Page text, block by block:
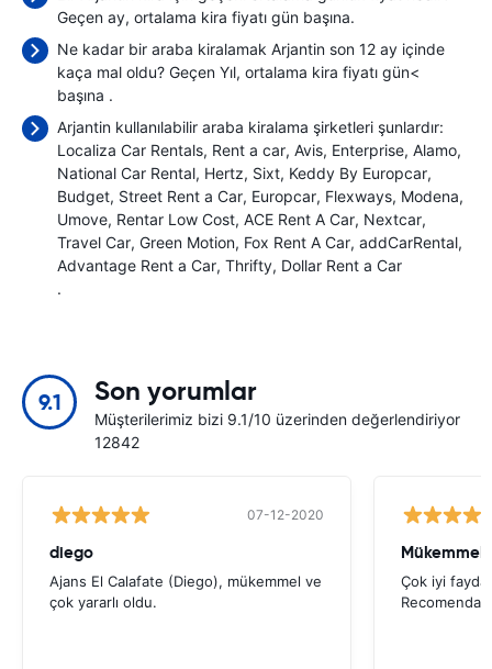
Geçen ay, ortalama kira fiyatı gün başına.
Ne kadar bir araba kiralamak Arjantin son 12 ay içinde
kaça mal oldu? Geçen Yıl, ortalama kira fiyatı gün<
başına .
Arjantin kullanılabilir araba kiralama şirketleri şunlardır:
Localiza Car Rentals Rent a car Avis Enterprise Alamo
National Car Rental Hertz Sixt Keddy By Europcar
Budget Street Rent a Car Europcar Flexways Modena
Umove Rentar Low Cost ACE Rent A Car Nextcar
Travel Car Green Motion Fox Rent A Car addCarRental
Advantage Rent a Car Thrifty Dollar Rent a Car
.
9.1 Son yorumlar
Müşterilerimiz bizi 9.1/10 üzerinden değerlendiriyor
12842
07-12-2020
diego
Ajans El Calafate (Diego), mükemmel ve
çok yararlı oldu.
Mükemmel
Çok iyi